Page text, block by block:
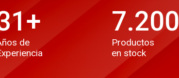
+
de
7.200
Productos
en stock